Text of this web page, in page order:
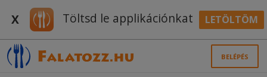
X Töltsd le applikációnkat LETÖLTÖM
BELÉPÉS